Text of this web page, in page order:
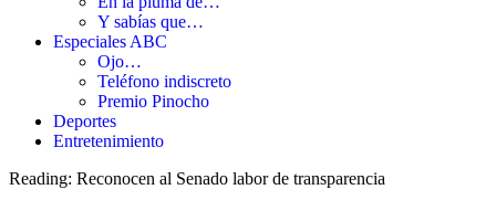
Y sabías que…
Especiales ABC
Ojo…
Teléfono indiscreto
Premio Pinocho
Deportes
Entretenimiento
Reading: Reconocen al Senado labor de transparencia